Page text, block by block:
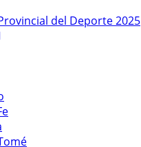
del Deporte 2025